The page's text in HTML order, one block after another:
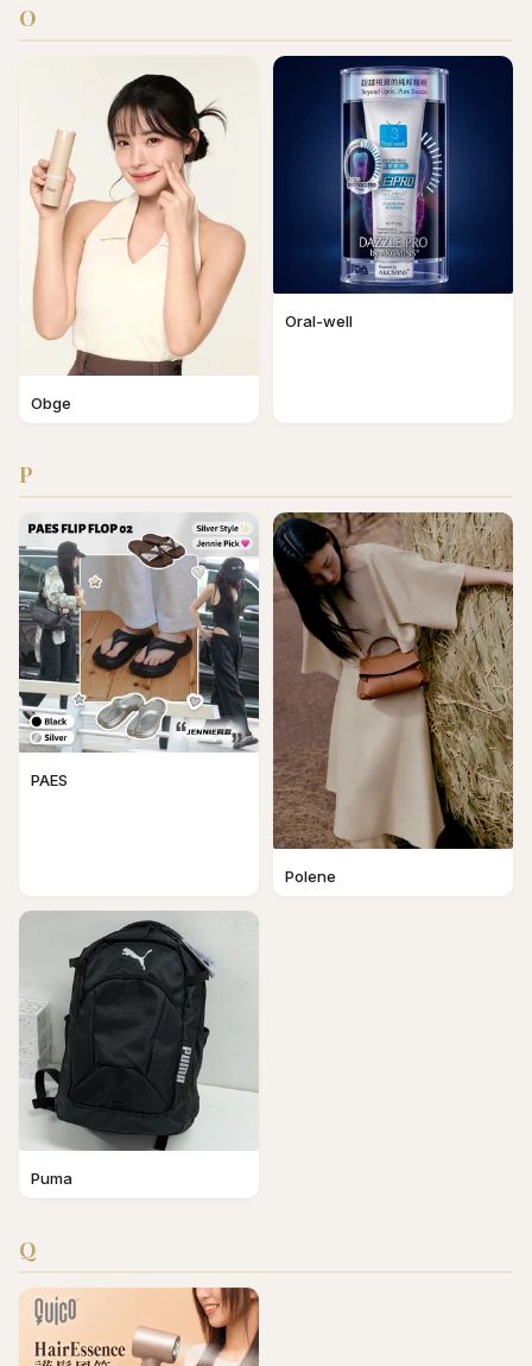
O
Obge
Oral-well
P
PAES
Polene
Puma
Q